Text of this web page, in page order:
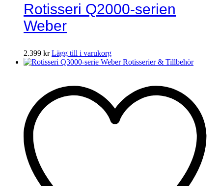
Rotisseri Q2000-serien
Weber
2.399 kr Lägg till i varukorg